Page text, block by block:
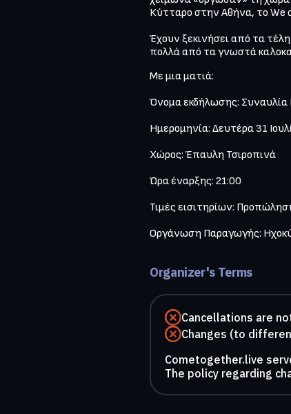
Κύτταρο στην Αθήνα, το We
Έχουν ξεκινήσει από τα
Με μια ματιά:
Όνομα εκδήλωσης: Συναυλία
Ημερομηνία: Δευτέρα 31
Χώρος: Έπαυλη Τσιροπινά
Ώρα έναρξης: 21:00
Τιμές εισιτηρίων:
Οργάνωση Παραγωγής:
Organizer's Terms
Cancellations are
Changes (to
Cometogether.live
The policy regarding